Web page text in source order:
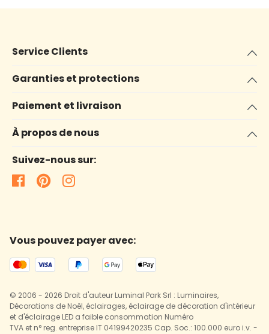
Service Clients
Garanties et protections
Paiement et livraison
À propos de nous
Suivez-nous sur:
Vous pouvez payer avec:
© 2006 - 2026 Droit d'auteur Luminal Park Srl : Luminaires,
Décorations de Noël, éclairages, éclairage de décoration d'intérieur
et d'éclairage LED a faible consommation Numéro
TVA et n° reg. entreprise IT 04199420235 Cap. Soc.: 100.000 euro i.v. -